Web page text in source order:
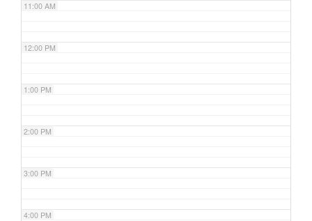
11:00 AM
12:00 PM
1:00 PM
2:00 PM
3:00 PM
4:00 PM